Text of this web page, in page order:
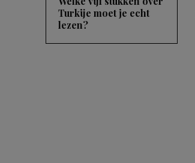
Turkije moet je echt
lezen?